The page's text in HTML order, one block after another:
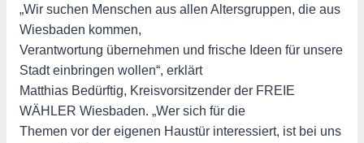
„Wir suchen Menschen aus allen Altersgruppen, die aus
Wiesbaden kommen,
Verantwortung übernehmen und frische Ideen für unsere
Stadt einbringen wollen“, erklärt
Matthias Bedürftig, Kreisvorsitzender der FREIE
WÄHLER Wiesbaden. „Wer sich für die
Themen vor der eigenen Haustür interessiert, ist bei uns